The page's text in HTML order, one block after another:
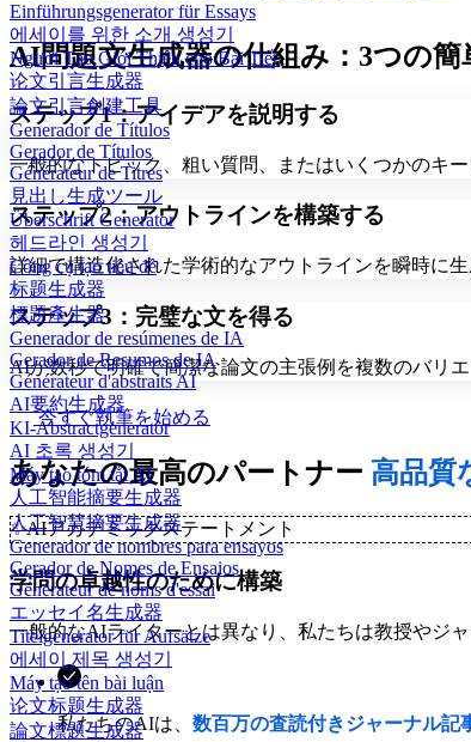
Einführungsgenerator für Essays
에세이를 위한 소개 생성기
Người Tạo Giới Thiệu cho Bài Tiết
论文引言生成器
論文引言創建工具
Generador de Títulos
Gerador de Títulos
Générateur de Titres
見出し生成ツール
Überschrift Generator
헤드라인 생성기
Công cụ tạo tiêu đề
标题生成器
標題產生器
Generador de resúmenes de IA
Gerador de Resumos de IA
Générateur d'abstraits AI
AI要約生成器
KI-Abstractgenerator
AI 초록 생성기
Máy tạo tóm tắt AI
人工智能摘要生成器
人工智慧摘要生成器
Generador de nombres para ensayos
Gerador de Nomes de Ensaios
Générateur de noms d'essai
エッセイ名生成器
Titelgenerator für Aufsätze
에세이 제목 생성기
Máy tạo tên bài luận
论文标题生成器
論文標題生成器
AI問題文生成器の仕組み：3つの
ステップ1：アイデアを説明する
一般的なトピック、粗い質問、またはいくつかのキ
ステップ2：アウトラインを構築する
詳細で構造化された学術的なアウトラインを瞬時に
ステップ3：完璧な文を得る
AIが数秒で明確で簡潔な論文の主張例を複数のバリ
今すぐ執筆を始める
あなたの最高のパートナー 高品質
✨AIアカデミックステートメント
学問の卓越性のために構築
一般的なAIライターとは異なり、私たちは教授やジ
私たちのAIは、 数百万の査読付きジャーナル記